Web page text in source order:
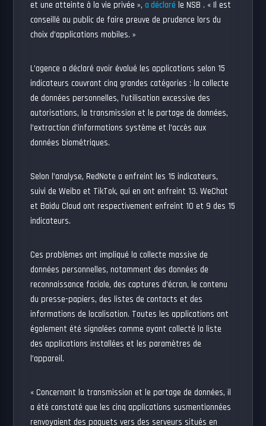
et une atteinte à la vie privée »,a déclaré le NSB . « Il est
conseillé au public de faire preuve de prudence lors du
choix d’applications mobiles. »
L’agence a déclaré avoir évalué les applications selon 15
indicateurs couvrant cinq grandes catégories : la collecte
de données personnelles, l’utilisation excessive des
autorisations, la transmission et le partage de données,
l’extraction d’informations système et l’accès aux
données biométriques.
Selon l’analyse, RedNote a enfreint les 15 indicateurs,
suivi de Weibo et TikTok, qui en ont enfreint 13. WeChat
et Baidu Cloud ont respectivement enfreint 10 et 9 des 15
indicateurs.
Ces problèmes ont impliqué la collecte massive de
données personnelles, notamment des données de
reconnaissance faciale, des captures d’écran, le contenu
du presse-papiers, des listes de contacts et des
informations de localisation. Toutes les applications ont
également été signalées comme ayant collecté la liste
des applications installées et les paramètres de
l’appareil.
« Concernant la transmission et le partage de données, il
a été constaté que les cinq applications susmentionnées
renvoyaient des paquets vers des serveurs situés en